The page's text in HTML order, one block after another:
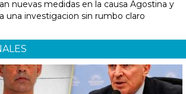
nuevas medidas en la causa Agostina y
una investigacion sin rumbo claro